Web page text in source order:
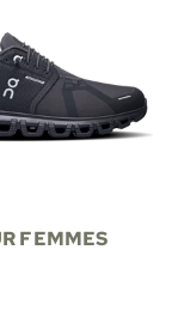
FEMMES